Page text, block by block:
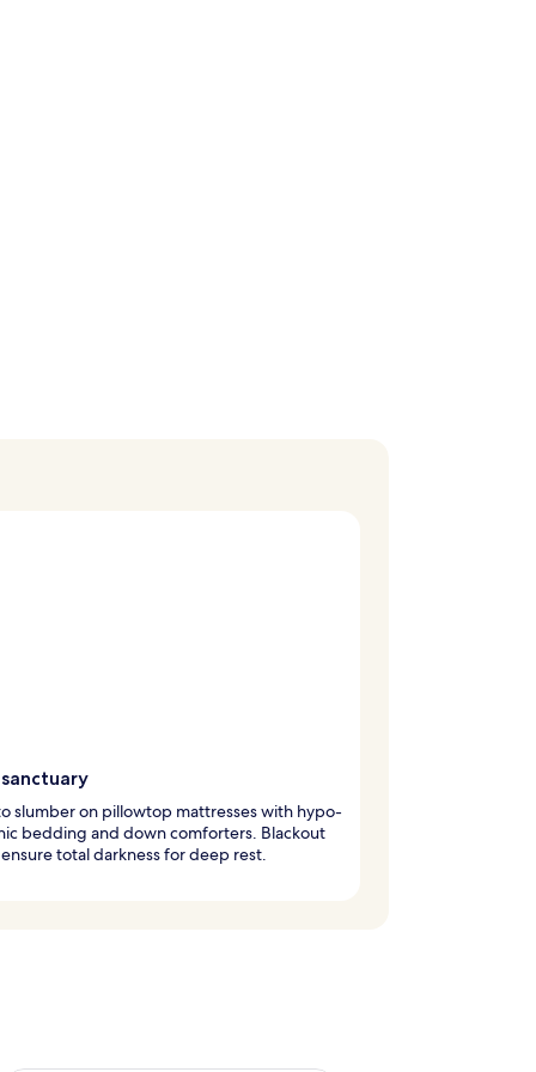
slumber on pillowtop mattresses with hypo-
bedding and down comforters. Blackout
total darkness for deep rest.